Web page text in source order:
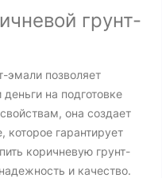
грунт-
эмали позволяет
на подготовке
она создает
которое гарантирует
коричневую грунт-
и качество.